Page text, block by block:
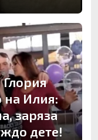
на Илия:
заряза
дете!